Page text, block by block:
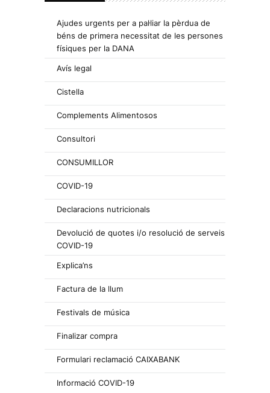
Ajudes urgents per a pal·liar la pèrdua de
béns de primera necessitat de les persones
físiques per la DANA
Avís legal
Cistella
Complements Alimentosos
Consultori
CONSUMILLOR
COVID-19
Declaracions nutricionals
Devolució de quotes i/o resolució de serveis
COVID-19
Explica’ns
Factura de la llum
Festivals de música
Finalizar compra
Formulari reclamació CAIXABANK
Informació COVID-19